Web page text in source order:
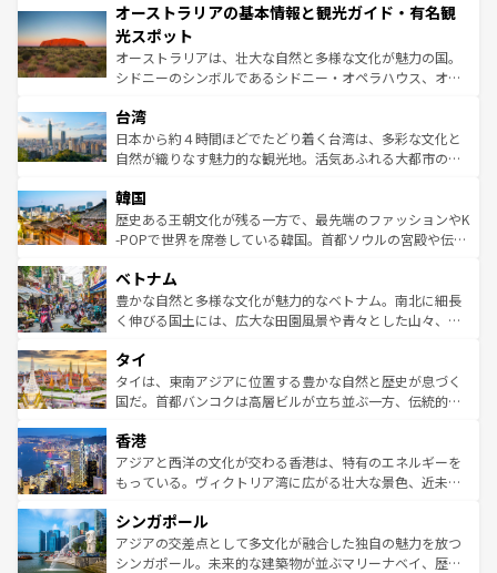
部のニューオーリンズでは、音楽と美食が融合した独特の
文化が魅力。旅行者はアメリカの各地域で異なる魅力を楽
しみながら、その多様性と豊かな歴史を感じることができ
るだろう。車でのロードトリップや列車の旅も、アメリカ
情報は
ワイ島は見逃せない。また、定番の観光地といえばオアフ
島だが、静かな自然を求めるならマウイ島やカウアイ島が
おすすめ。エメラルドグリーンに輝く海をはじめ、豊かな
文化や歴史が息づいている。「アロハスピリット」と呼ば
人々、おいしいローカルフードやハワイアンミュージッ
ク、伝統的なフラダンスなど、すべてがハワイの魅力を彩
っている。訪れるたびに新しい発見と感動が待っているハ
はコンテンツ一覧
オーストラリアの基本情報と観光ガイド・有名観
光スポット
オーストラリアは、壮大な自然と多様な文化が魅力の国。
シドニーのシンボルであるシドニー・オペラハウス、オー
リアリーフや大陸中央部にそびえるウルル（エアーズロッ
ク）、タスマニアの美しい原生林やケアンズの熱帯雨林な
ど、見どころがたくさん。また、カフェやワイン、オージ
いる。アクティビティも充実しており、サーフィンやダイ
ビング、ハイキングなど、アウトドア好きにはたまらな
い。オーストラリアの多彩な魅力を存分に味わいつくそ
参照してほしい。
台湾
日本から約４時間ほどでたどり着く台湾は、多彩な文化と
自然が織りなす魅力的な観光地。活気あふれる大都市の台
ン）、静ひつな山岳地帯である台湾東部など、都市の喧騒
と山間の静けさが共存しており、訪れる人に新しい発見と
驚きをもたらしてくれる。また、奥深い台湾の食文化も魅
容にもいいと評判のスイーツなど、バラエティ豊かな料理
が味わえる。 なお、新着の台湾情報は コンテンツ一覧を参
照してほしい。
韓国
歴史ある王朝文化が残る一方で、最先端のファッションやK
-POPで世界を席巻している韓国。首都ソウルの宮殿や伝統
き、地方に足を延ばせば四季折々の自然美を楽しむことが
できる。そして、キムチや焼肉、絶品のストリートフード
まで、さまざまな韓国料理が待っている。夜には、韓国な
リティに包まれながら、韓国の多彩な魅力を心ゆくまで味
わってみてほしい。 なお、新着の韓国情報はコンテンツ一
覧を参照してほしい。
ベトナム
豊かな自然と多様な文化が魅力的なベトナム。南北に細長
く伸びる国土には、広大な田園風景や青々とした山々、世
急速な発展と共に伝統が息づく。ハノイの古い町並みやホ
ーチミン市のフランス統治時代の建物も、独特の雰囲気を
醸し出している。また、バラエティの豊かさとおいしさで
とつ。フォーやバインミー、ベトナムコーヒーなどは、ぜ
ひ現地で味わいたい。どの地域を訪れてもあたたかい人々
が旅行者を迎えてくれるので、きっと忘れられない旅にな
参照してほしい。
タイ
タイは、東南アジアに位置する豊かな自然と歴史が息づく
国だ。首都バンコクは高層ビルが立ち並ぶ一方、伝統的な
の活気が交差している。北部ではチェンマイなどの山岳地
帯で自然と触れ合い、南部ではプーケットやクラビの美し
いビーチでリゾート気分を楽しむことができる。タイ料理
激する。気候は一年中温暖で、どの季節にも異なる楽しみ
が待っている。親しみやすいタイの人々、仏教を中心とし
た文化、そして多様な観光資源が、訪れる旅人を魅了し続
香港
アジアと西洋の文化が交わる香港は、特有のエネルギーを
もっている。ヴィクトリア湾に広がる壮大な景色、近未来
み、どこを訪れても感動するはず。観光スポットが密集し
ており、効率よく見どころを回れるのも魅力。息をのむよ
うな絶景から文化的な体験まで、香港を存分に楽しみ尽く
シンガポール
アジアの交差点として多文化が融合した独自の魅力を放つ
シンガポール。未来的な建築物が並ぶマリーナベイ、歴史